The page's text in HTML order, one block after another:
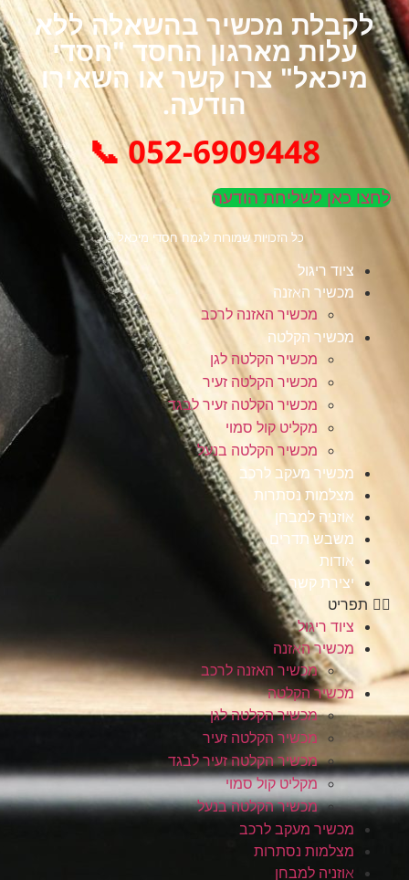
לקבלת מכשיר בהשאלה ללא
עלות מארגון החסד "חסדי
מיכאל" צרו קשר או השאירו
הודעה.
052-6909448 📞
לחצו כאן לשליחת הודעה
כל הזכויות שמורות לגמח חסדי מיכאל ©
ציוד ריגול
מכשיר האזנה
מכשיר האזנה לרכב
מכשיר הקלטה
מכשיר הקלטה לגן
מכשיר הקלטה זעיר
מכשיר הקלטה זעיר לבגד
מקליט קול סמוי
מכשיר הקלטה בנעל
מכשיר מעקב לרכב
מצלמות נסתרות
אוזניה למבחן
משבש תדרים
אודות
יצירת קשר
תפריט
ציוד ריגול
מכשיר האזנה
מכשיר האזנה לרכב
מכשיר הקלטה
מכשיר הקלטה לגן
מכשיר הקלטה זעיר
מכשיר הקלטה זעיר לבגד
מקליט קול סמוי
מכשיר הקלטה בנעל
מכשיר מעקב לרכב
מצלמות נסתרות
אוזניה למבחן